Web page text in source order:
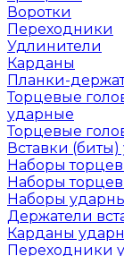
Воротки
Переходники
Удлинители
Карданы
Планки-
Торцевые
ударные
Торцевые
Вставки
Наборы
Наборы
Наборы
Держатели
Карданы
Переходники